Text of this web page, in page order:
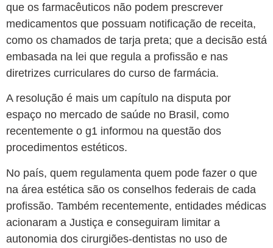
que os farmacêuticos não podem prescrever
medicamentos que possuam notificação de receita,
como os chamados de tarja preta; que a decisão está
embasada na lei que regula a profissão e nas
diretrizes curriculares do curso de farmácia.
A resolução é mais um capítulo na disputa por
espaço no mercado de saúde no Brasil, como
recentemente o g1 informou na questão dos
procedimentos estéticos.
No país, quem regulamenta quem pode fazer o que
na área estética são os conselhos federais de cada
profissão. Também recentemente, entidades médicas
acionaram a Justiça e conseguiram limitar a
autonomia dos cirurgiões-dentistas no uso de